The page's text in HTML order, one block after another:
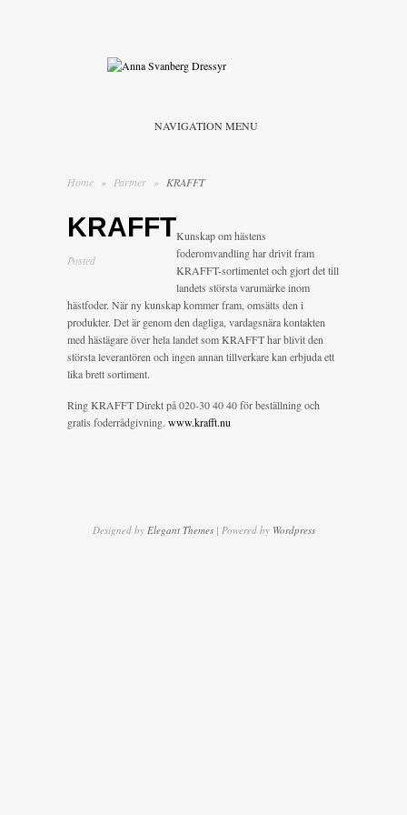
NAVIGATION MENU
Home » Partner » KRAFFT
KRAFFT
Posted
Kunskap om hästens
foderomvandling har drivit fram
KRAFFT-sortimentet och gjort det till
landets största varumärke inom
hästfoder. När ny kunskap kommer fram, omsätts den i
produkter. Det är genom den dagliga, vardagsnära kontakten
med hästägare över hela landet som KRAFFT har blivit den
största leverantören och ingen annan tillverkare kan erbjuda ett
lika brett sortiment.
Ring KRAFFT Direkt på 020-30 40 40 för beställning och
gratis foderrådgivning. www.krafft.nu
Designed by Elegant Themes| Powered by Wordpress